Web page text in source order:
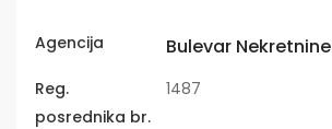
Agencija Bulevar Nekretnine
Reg.
posrednika br.
1487